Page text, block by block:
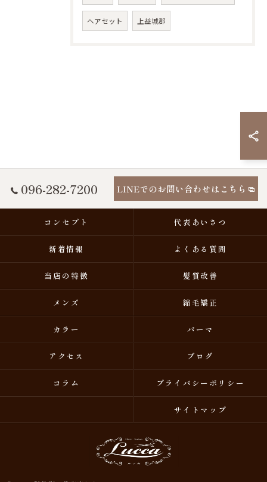
ヘアセット 上益城郡
096-282-7200 LINEでのお問い合わせはこちら
コンセプト 代表あいさつ
新着情報 よくある質問
当店の特徴 髪質改善
メンズ 縮毛矯正
カラー パーマ
アクセス ブログ
コラム プライバシーポリシー
サイトマップ